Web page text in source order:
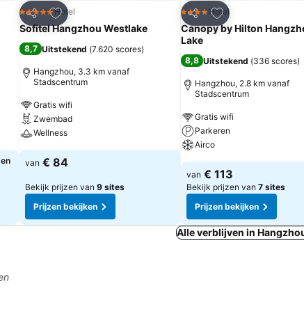
Delen
Toevoegen aan favorieten
5 SterrenHotel
Sofitel Hangzhou Westlake
8,7 Uitstekend (7.620 scores)
Hangzhou, 3.3 km vanaf
Stadscentrum
Gratis wifi
Zwembad
Wellness
van € 84
Bekijk prijzen van 9 sites
Prijzen bekijken
Delen
Toevoegen aan
4 SterrenHotel
Canopy by Hilton
Lake
8,8 Uitstekend (336 scores)
Hangzhou, 2.8 km vanaf
Stadscentrum
Gratis wifi
Parkeren
Airco
van € 113
Bekijk prijzen van 7 sites
Prijzen bekijken
Alle verblijven in